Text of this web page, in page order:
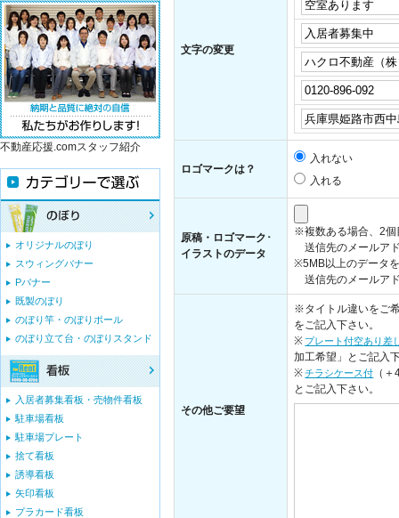
文字の変更
ロゴマークは？
入れない
入れる
原稿・ロゴマーク･
イラストのデータ
※複数ある場合、2個
送信先のメールア
※5MB以上のデータ
送信先のメールア
その他ご要望
※タイトル違いをご
をご記入下さい。
※ プレート付空あり差
加工希望」とご記入
※チラシケース付 （
とご記入下さい。
不動産応援.comスタッフ紹介
オリジナルのぼり
スウィングバナー
Pバナー
既製のぼり
のぼり竿・のぼりポール
のぼり立て台・のぼりスタンド
入居者募集看板・売物件看板
駐車場看板
駐車場プレート
捨て看板
誘導看板
矢印看板
プラカード看板